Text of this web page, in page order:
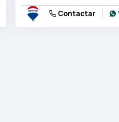
Contactar